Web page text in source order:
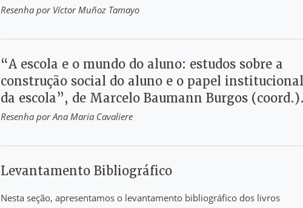
Resenha por Víctor Muñoz Tamayo
“A escola e o mundo do aluno: estudos sobre a
construção social do aluno e o papel institucional
da escola”, de Marcelo Baumann Burgos
Resenha por Ana Maria Cavaliere
Levantamento Bibliográfico
Nesta seção, apresentamos o levantamento bibliográfico dos livros